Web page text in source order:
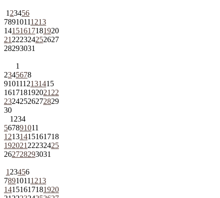
1 23456
78910111213
14151617181920
21 222324252627
28293031
1
2345678
9101112131415
161718192021 22
23242526272829
30
1 234
567891011
12131415161718
192021 22232425
262728293031
1 23456
78910111213
14151617181920